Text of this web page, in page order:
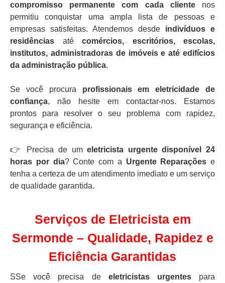
compromisso permanente com cada clientenos
permitiu conquistar uma ampla lista de pessoas e
empresas satisfeitas. Atendemos desde indivíduos e
residências até comércios, escritórios, escolas,
institutos, administradoras de imóveis e até edifícios
da administração pública.
Se você procura profissionais em eletricidade de
confiança, não hesite em contactar-nos. Estamos
prontos para resolver o seu problema com rapidez,
segurança e eficiência.
👉 Precisa de umeletricista urgente disponível 24
horas por dia? Conte com a Urgente Reparações e
tenha a certeza de um atendimento imediato e um serviço
de qualidade garantida.
Serviços de Eletricista em
Sermonde – Qualidade, Rapidez e
Eficiência Garantidas
SSe você precisa de eletricistas urgentespara